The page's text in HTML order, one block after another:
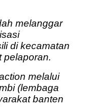
melanggar
di kecamatan
pelaporan.
melalui
(lembaga
banten